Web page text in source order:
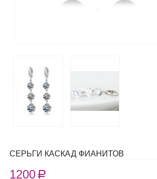
СЕРЬГИ КАСКАД ФИАНИТОВ
1200R